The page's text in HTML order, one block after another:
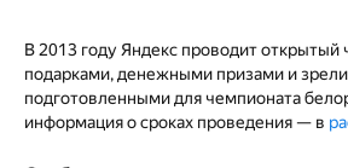
В 2013 году Яндекс проводит
подарками, денежными призами и
подготовленными для чемпионата
информация о сроках проведения — в